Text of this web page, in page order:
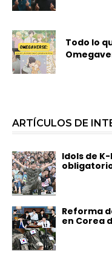
Todo lo
ARTÍCULOS DE
Idols de
Reforma
en Corea